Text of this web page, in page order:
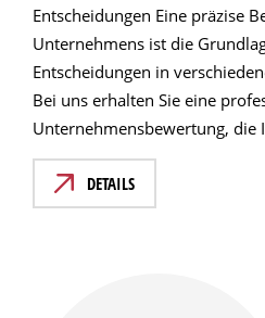
Entscheidungen Eine präzise
Unternehmens ist die
Entscheidungen in
Bei uns erhalten Sie eine
Unternehmensbewertung, die
DETAILS